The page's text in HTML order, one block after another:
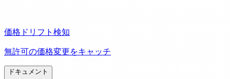
価格ドリフト検知
無許可の価格変更をキャッチ
ドキュメント